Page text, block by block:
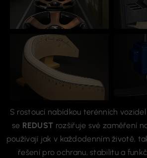
S rostoucí nabídkou terénních
se REDUST rozšiřuje své zaměření
používají jak v každodenním životě,
řešení pro ochranu, stabilitu a